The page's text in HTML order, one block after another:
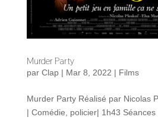
Murder Party
par Clap| Mar 8, 2022 | Films
Murder Party Réalisé par Nicolas
| Comédie, policier| 1h43